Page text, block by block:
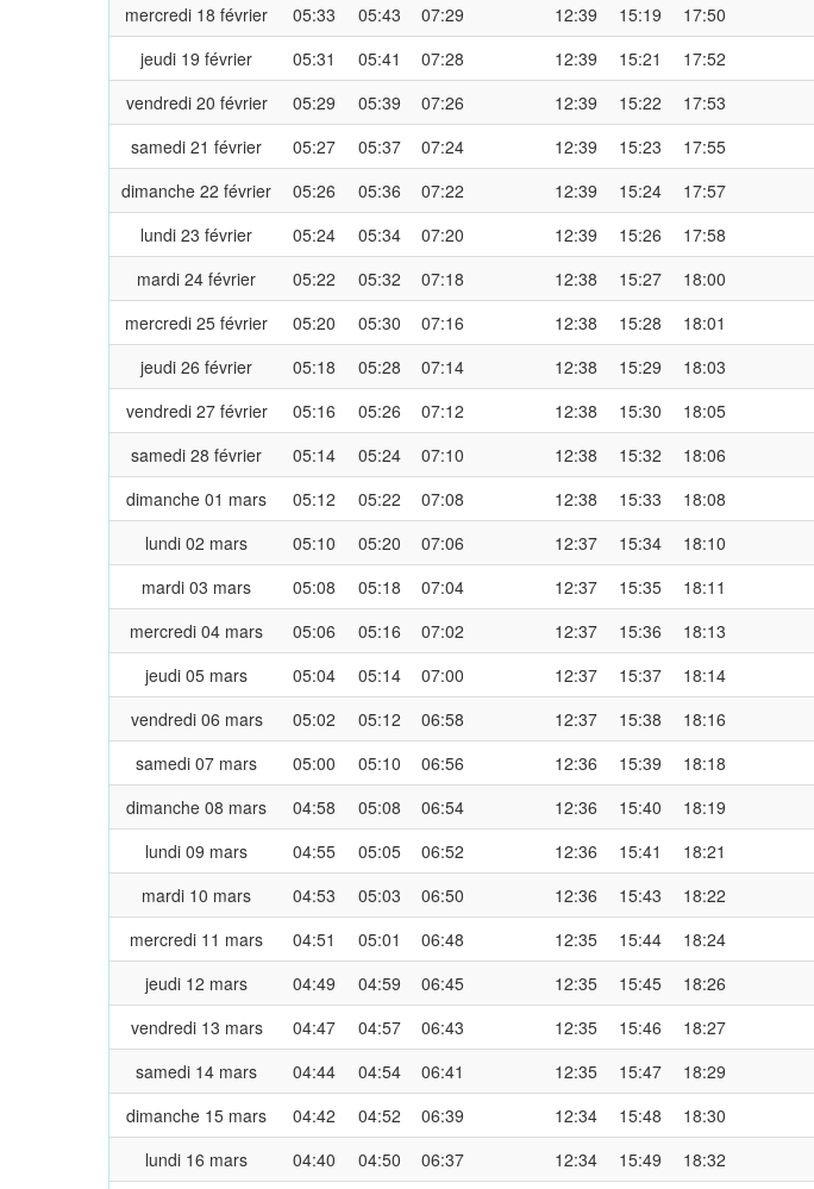
mercredi 18 février
05:33 05:43 07:29 12:39 15:19 17:50
jeudi 19 février
05:31 05:41 07:28 12:39 15:21 17:52
vendredi 20 février
05:29 05:39 07:26 12:39 15:22 17:53
samedi 21 février
05:27 05:37 07:24 12:39 15:23 17:55
dimanche 22 février
05:26 05:36 07:22 12:39 15:24 17:57
lundi 23 février
05:24 05:34 07:20 12:39 15:26 17:58
mardi 24 février
05:22 05:32 07:18 12:38 15:27 18:00
mercredi 25 février
05:20 05:30 07:16 12:38 15:28 18:01
jeudi 26 février
05:18 05:28 07:14 12:38 15:29 18:03
vendredi 27 février
05:16 05:26 07:12 12:38 15:30 18:05
samedi 28 février
05:14 05:24 07:10 12:38 15:32 18:06
dimanche 01 mars
05:12 05:22 07:08 12:38 15:33 18:08
lundi 02 mars
05:10 05:20 07:06 12:37 15:34 18:10
mardi 03 mars
05:08 05:18 07:04 12:37 15:35 18:11
mercredi 04 mars
05:06 05:16 07:02 12:37 15:36 18:13
jeudi 05 mars
05:04 05:14 07:00 12:37 15:37 18:14
vendredi 06 mars
05:02 05:12 06:58 12:37 15:38 18:16
samedi 07 mars
05:00 05:10 06:56 12:36 15:39 18:18
dimanche 08 mars
04:58 05:08 06:54 12:36 15:40 18:19
lundi 09 mars
04:55 05:05 06:52 12:36 15:41 18:21
mardi 10 mars
04:53 05:03 06:50 12:36 15:43 18:22
mercredi 11 mars
04:51 05:01 06:48 12:35 15:44 18:24
jeudi 12 mars
04:49 04:59 06:45 12:35 15:45 18:26
vendredi 13 mars
04:47 04:57 06:43 12:35 15:46 18:27
samedi 14 mars
04:44 04:54 06:41 12:35 15:47 18:29
dimanche 15 mars
04:42 04:52 06:39 12:34 15:48 18:30
lundi 16 mars
04:40 04:50 06:37 12:34 15:49 18:32